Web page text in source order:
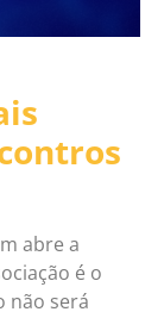
abre a
é o
não será